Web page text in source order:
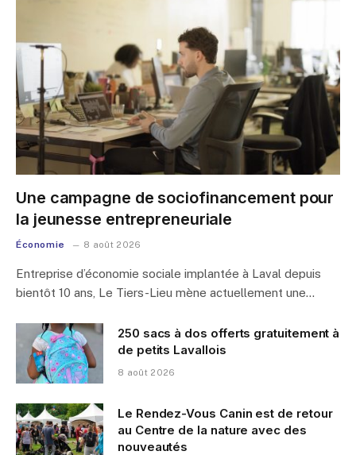
Une campagne de sociofinancement pour
la jeunesse entrepreneuriale
Économie 8 août 2026
Entreprise d’économie sociale implantée à Laval depuis
bientôt 10 ans, Le Tiers-Lieu mène actuellement une…
250 sacs à dos offerts gratuitement à
de petits Lavallois
8 août 2026
Le Rendez-Vous Canin est de retour
au Centre de la nature avec des
nouveautés